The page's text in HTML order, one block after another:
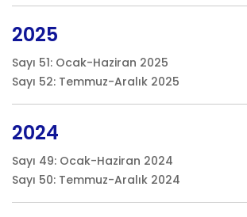
2025
Sayı 51: Ocak-Haziran 2025
Sayı 52: Temmuz-Aralık 2025
2024
Sayı 49: Ocak-Haziran 2024
Sayı 50: Temmuz-Aralık 2024